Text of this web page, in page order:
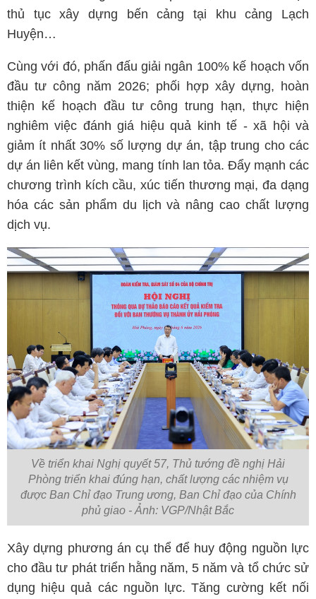
thủ tục xây dựng bến cảng tại khu cảng Lạch
Huyện…
Cùng với đó, phấn đấu giải ngân 100% kế hoạch vốn
đầu tư công năm 2026; phối hợp xây dựng, hoàn
thiện kế hoạch đầu tư công trung hạn, thực hiện
nghiêm việc đánh giá hiệu quả kinh tế - xã hội và
giảm ít nhất 30% số lượng dự án, tập trung cho các
dự án liên kết vùng, mang tính lan tỏa. Đẩy mạnh các
chương trình kích cầu, xúc tiến thương mại, đa dạng
hóa các sản phẩm du lịch và nâng cao chất lượng
dịch vụ.
Về triển khai Nghị quyết 57, Thủ tướng đề nghị Hải
Phòng triển khai đúng hạn, chất lượng các nhiệm vụ
được Ban Chỉ đạo Trung ương, Ban Chỉ đạo của Chính
phủ giao - Ảnh: VGP/Nhật Bắc
Xây dựng phương án cụ thể để huy động nguồn lực
cho đầu tư phát triển hằng năm, 5 năm và tổ chức sử
dụng hiệu quả các nguồn lực. Tăng cường kết nối